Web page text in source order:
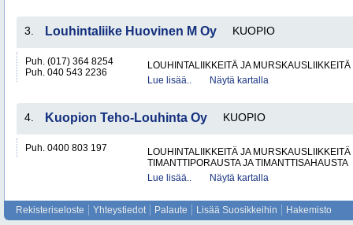
3. Louhintaliike Huovinen M Oy KUOPIO
Puh. (017) 364 8254
Puh. 040 543 2236
LOUHINTALIIKKEITÄ JA MURSKAUSLIIKKEITÄ
Lue lisää..
Näytä kartalla
4. Kuopion Teho-Louhinta Oy KUOPIO
Puh. 0400 803 197
LOUHINTALIIKKEITÄ JA MURSKAUSLIIKKEITÄ
TIMANTTIPORAUSTA JA TIMANTTISAHAUSTA
Lue lisää..
Näytä kartalla
Rekisteriseloste Yhteystiedot Palaute Lisää Suosikkeihin Hakemisto